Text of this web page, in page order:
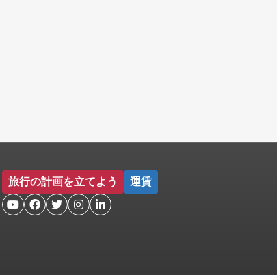
旅行の計画を立てよう 運賃
    